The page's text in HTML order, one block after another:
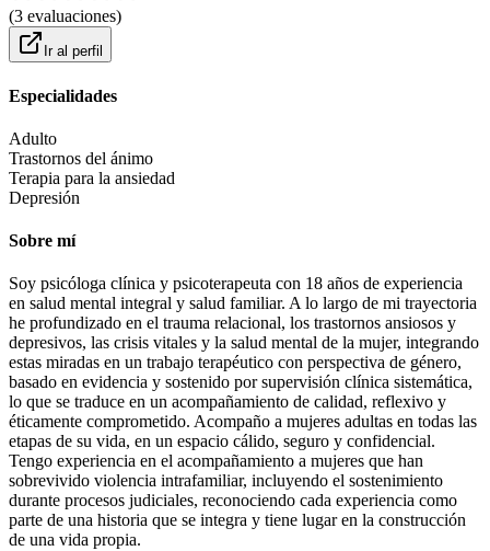
(3 evaluaciones)
Ir al perfil
Especialidades
Adulto
Trastornos del ánimo
Terapia para la ansiedad
Depresión
Sobre mí
Soy psicóloga clínica y psicoterapeuta con 18 años de experiencia
en salud mental integral y salud familiar. A lo largo de mi trayectoria
he profundizado en el trauma relacional, los trastornos ansiosos y
depresivos, las crisis vitales y la salud mental de la mujer, integrando
estas miradas en un trabajo terapéutico con perspectiva de género,
basado en evidencia y sostenido por supervisión clínica sistemática,
lo que se traduce en un acompañamiento de calidad, reflexivo y
éticamente comprometido. Acompaño a mujeres adultas en todas las
etapas de su vida, en un espacio cálido, seguro y confidencial.
Tengo experiencia en el acompañamiento a mujeres que han
sobrevivido violencia intrafamiliar, incluyendo el sostenimiento
durante procesos judiciales, reconociendo cada experiencia como
parte de una historia que se integra y tiene lugar en la construcción
de una vida propia.